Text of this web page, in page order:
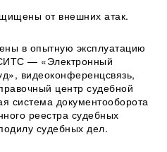
от внешних атак.
в опытную эксплуатацию
— «Электронный
видеоконференцсвязь,
центр судебной
система документооборота
реестра судебных
судебных дел.